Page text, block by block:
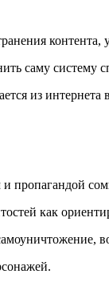
саму систему
из интернета
пропагандой
как